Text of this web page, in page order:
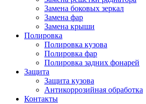
Замена боковых зеркал
Замена фар
Замена крыши
Полировка
Полировка кузова
Полировка фар
Полировка задних фонарей
Защита
Защита кузова
Антикоррозийная обработка
Контакты